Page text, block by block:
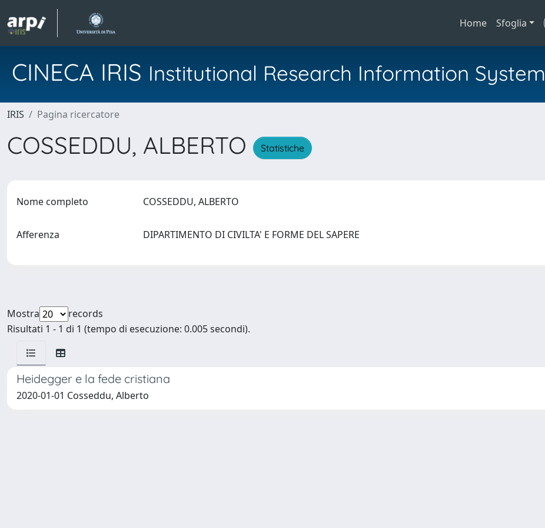
Home Sfoglia
CINECA IRIS Institutional Research Information System
IRIS Pagina ricercatore
COSSEDDU, ALBERTO Statistiche
Nome completo COSSEDDU, ALBERTO
Afferenza DIPARTIMENTO DI CIVILTA' E FORME DEL SAPERE
Mostra
records
Risultati 1 - 1 di 1 (tempo di esecuzione: 0.005 secondi).
Heidegger e la fede cristiana
2020-01-01 Cosseddu, Alberto